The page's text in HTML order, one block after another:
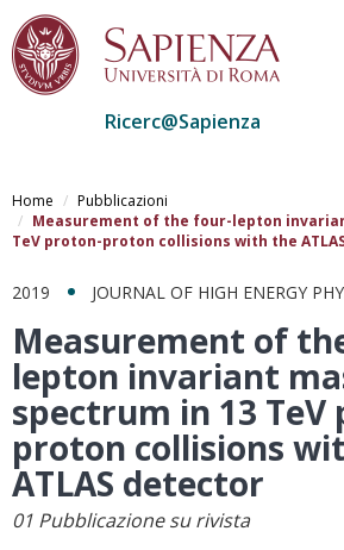
al
contenuto
principale
Ricerc@Sapienza
Home
Pubblicazioni
Measurement of the four-lepton
TeV proton-proton collisions with the
2019 JOURNAL OF HIGH ENERGY
Measurement of
lepton invariant
spectrum in 13 TeV
proton collisions
ATLAS detector
01 Pubblicazione su rivista